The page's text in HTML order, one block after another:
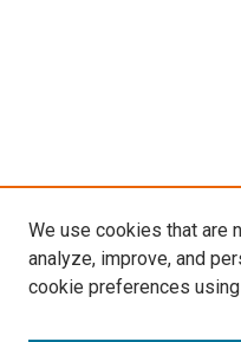
We use cookies that are
analyze, improve, and
cookie preferences